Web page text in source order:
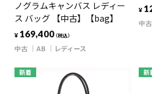
ノグラムキャンバス レディー
ス バッグ 【中古】【bag】
¥ 169,400（税込）
中古 AB レディース
¥
中古
新着 新